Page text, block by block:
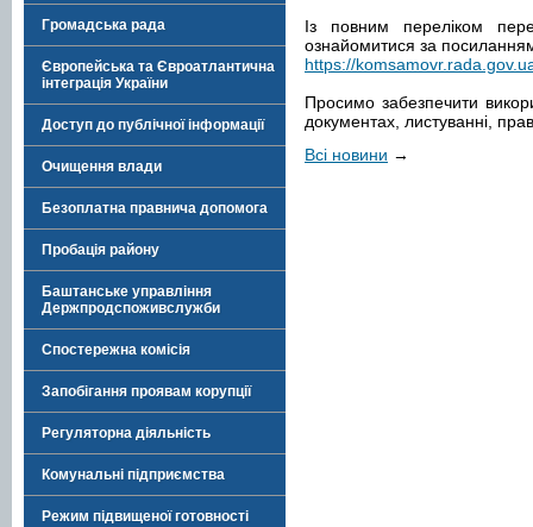
Громадська рада
Європейська та Євроатлантична
інтеграція України
Доступ до публічної інформації
Очищення влади
Безоплатна правнича допомога
Пробація району
Баштанське управління
Держпродспоживслужби
Спостережна комісія
Запобігання проявам корупції
Регуляторна діяльність
Комунальні підприємства
Режим підвищеної готовності
Із повним переліком
ознайомитися за
https://
Просимо забезпечити
документах, листуванні,
Всі новини →